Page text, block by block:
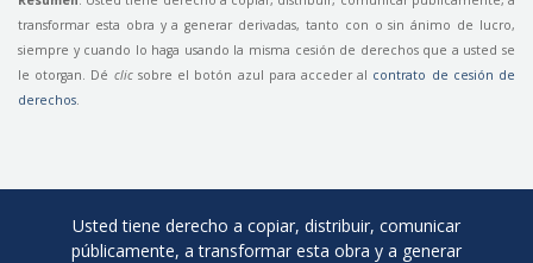
transformar esta obra y a generar derivadas, tanto con o sin ánimo de lucro,
siempre y cuando lo haga usando la misma cesión de derechos que a usted se
le otorgan. Dé clicsobre el botón azul para acceder al contrato de cesión de
derechos
Usted tiene derecho a copiar, distribuir, comunicar
públicamente, a transformar esta obra y a generar